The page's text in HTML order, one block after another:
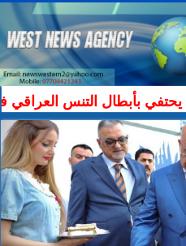
بأبطال التنس العراقي